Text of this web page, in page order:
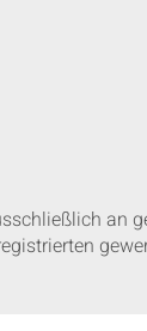
an